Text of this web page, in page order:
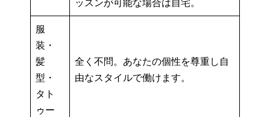
ッスンが可能な場合は自宅。
服
装・
髪
型・
タト
ゥー
全く不問。あなたの個性を尊重し自
由なスタイルで働けます。